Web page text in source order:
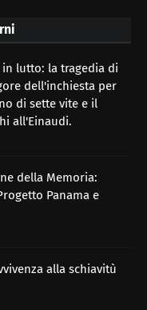
in lutto: la tragedia di
dell'inchiesta per
di sette vite e il
all'Einaudi.
della Memoria:
Panama e
alla schiavitù